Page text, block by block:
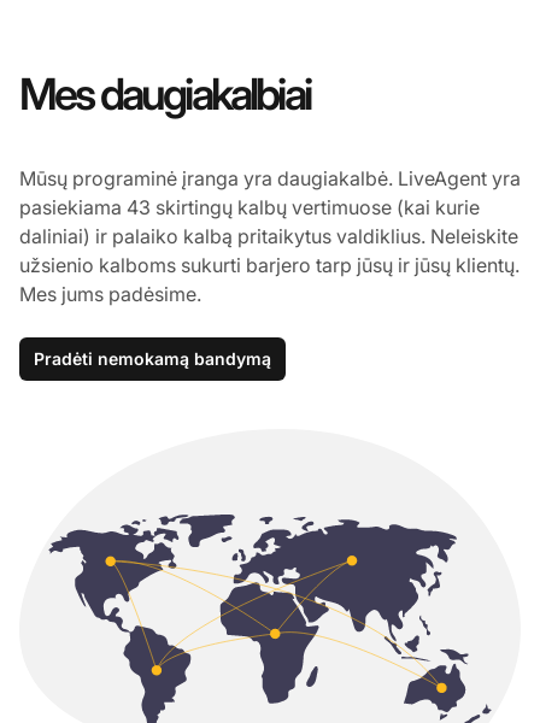
Mes daugiakalbiai
Mūsų programinė įranga yra daugiakalbė. LiveAgent yra
pasiekiama 43 skirtingų kalbų vertimuose (kai kurie
daliniai) ir palaiko kalbą pritaikytus valdiklius. Neleiskite
užsienio kalboms sukurti barjero tarp jūsų ir jūsų klientų.
Mes jums padėsime.
Pradėti nemokamą bandymą